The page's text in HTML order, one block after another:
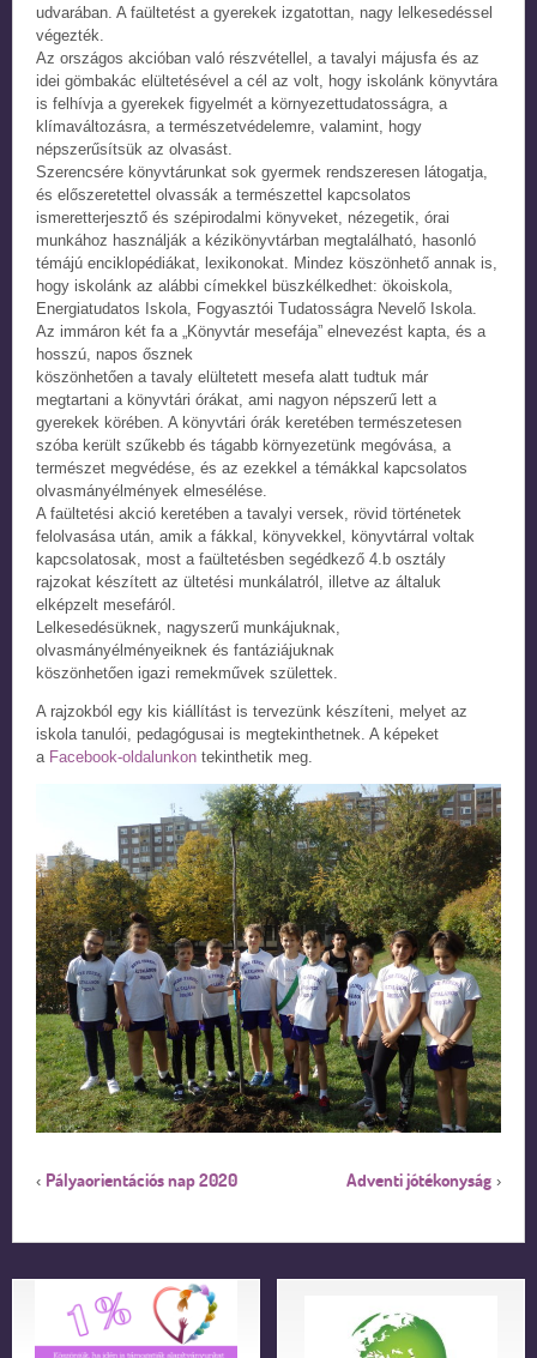
udvarában. A faültetést a gyerekek izgatottan, nagy lelkesedéssel
végezték.
Az országos akcióban való részvétellel, a tavalyi májusfa és az
idei gömbakác elültetésével a cél az volt, hogy iskolánk könyvtára
is felhívja a gyerekek figyelmét a környezettudatosságra, a
klímaváltozásra, a természetvédelemre, valamint, hogy
népszerűsítsük az olvasást.
Szerencsére könyvtárunkat sok gyermek rendszeresen látogatja,
és előszeretettel olvassák a természettel kapcsolatos
ismeretterjesztő és szépirodalmi könyveket, nézegetik, órai
munkához használják a kézikönyvtárban megtalálható, hasonló
témájú enciklopédiákat, lexikonokat. Mindez köszönhető annak is,
hogy iskolánk az alábbi címekkel büszkélkedhet: ökoiskola,
Energiatudatos Iskola, Fogyasztói Tudatosságra Nevelő Iskola.
Az immáron két fa a „Könyvtár mesefája” elnevezést kapta, és a
hosszú, napos ősznek
köszönhetően a tavaly elültetett mesefa alatt tudtuk már
megtartani a könyvtári órákat, ami nagyon népszerű lett a
gyerekek körében. A könyvtári órák keretében természetesen
szóba került szűkebb és tágabb környezetünk megóvása, a
természet megvédése, és az ezekkel a témákkal kapcsolatos
olvasmányélmények elmesélése.
A faültetési akció keretében a tavalyi versek, rövid történetek
felolvasása után, amik a fákkal, könyvekkel, könyvtárral voltak
kapcsolatosak, most a faültetésben segédkező 4.b osztály
rajzokat készített az ültetési munkálatról, illetve az általuk
elképzelt mesefáról.
Lelkesedésüknek, nagyszerű munkájuknak,
olvasmányélményeiknek és fantáziájuknak
köszönhetően igazi remekművek születtek.
A rajzokból egy kis kiállítást is tervezünk készíteni, melyet az
iskola tanulói, pedagógusai is megtekinthetnek. A képeket
a Facebook-oldalunkon tekinthetik meg.
‹ Pályaorientációs nap 2020 Adventi jótékonyság ›